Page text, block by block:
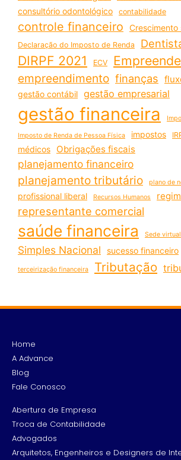
consultório odontológico contabilidade
controle financeiro Crescimento
Declaração do Imposto de Renda
DIRPF 2021 ECV
empreendimento finanças
gestão contábil gestão empresarial
gestão financeira
Imposto de Renda de Pessoa Física impostos
médicos
Obrigações fiscais
planejamento financeiro
planejamento tributário plano de
profissional liberal Recursos Humanos
representante comercial
saúde financeira Sede virtual
Simples Nacional sucesso financeiro
terceirização financeira Tributação
Home
A Advance
Blog
Fale Conosco
Abertura de Empresa
Troca de Contabilidade
Advogados
Arquitetos, Engenheiros e Designers de